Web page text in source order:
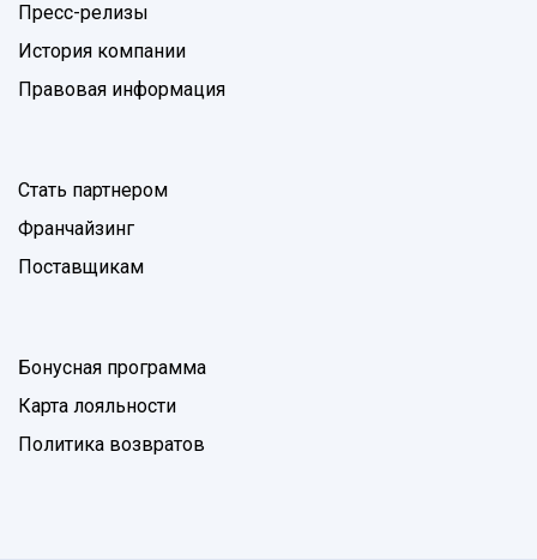
Пресс-релизы
История компании
Правовая информация
Стать партнером
Франчайзинг
Поставщикам
Бонусная программа
Карта лояльности
Политика возвратов